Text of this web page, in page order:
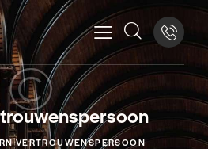
VERTROUWENSPERSOON